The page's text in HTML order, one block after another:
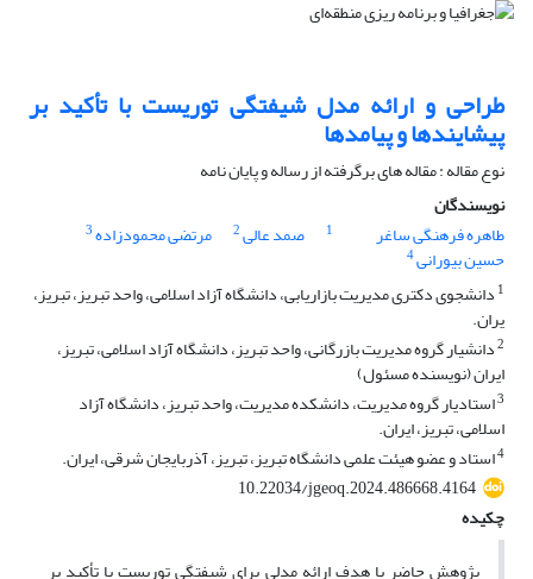
طراحی و ارائه مدل شیفتگی توریست با تأکید بر
پیشایندها و پیامدها
نوع مقاله : مقاله های برگرفته از رساله و پایان نامه
نویسندگان
طاهره فرهنگی ساغر
1 صمد عالی2 مرتضی محمودزاده3
حسین بیورانی4
1 دانشجوی دکتری مدیریت بازاریابی، دانشگاه آزاد اسلامی، واحد تبریز، تبریز،
یران.
2دانشیار گروه مدیریت بازرگانی، واحد تبریز، دانشگاه آزاد اسلامی، تبریز،
ایران (نویسنده مسئول)
3استادیار گروه مدیریت، دانشکده مدیریت، واحد تبریز، دانشگاه آزاد
اسلامی، تبریز، ایران.
4استاد و عضو هیئت علمی دانشگاه تبریز، تبریز، آذربایجان شرقی، ایران.
10.22034/jgeoq.2024.486668.4164
چکیده
پژوهش حاضر با هدف ارائه مدلی برای شیفتگی توریست با تأکید بر